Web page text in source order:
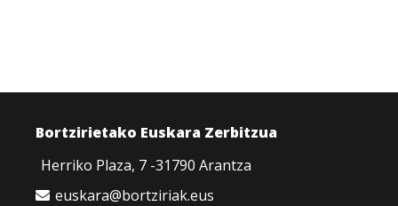
Bortzirietako Euskara Zerbitzua
Herriko Plaza, 7 -31790 Arantza
euskara@bortziriak.eus